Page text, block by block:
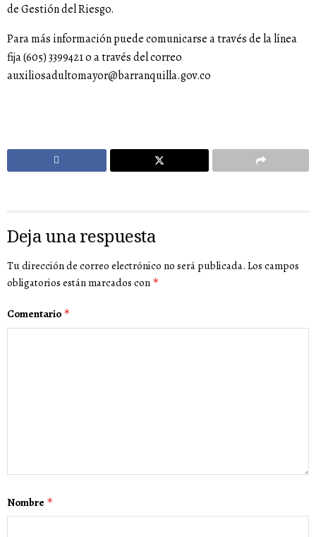
de Gestión del Riesgo.
Para más información puede comunicarse a través de la línea
fija (605) 3399421 o a través del correo
auxiliosadultomayor@barranquilla.gov.co
Deja una respuesta
Tu dirección de correo electrónico no será publicada. Los campos
obligatorios están marcados con *
Comentario *
Nombre *